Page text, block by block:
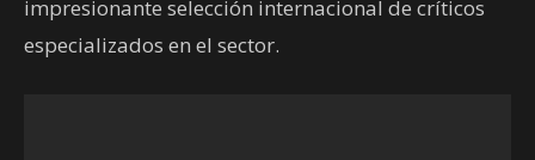
impresionante selección internacional de críticos
especializados en el sector.